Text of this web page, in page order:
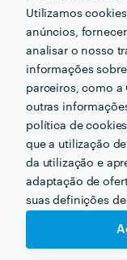
Utilizamos
anúncios,
analisar o nosso
informações
parceiros, como
outras
política de
que a utilização
da utilização e
adaptação de
suas definições
CHI
Outros serviços
Homeopatia